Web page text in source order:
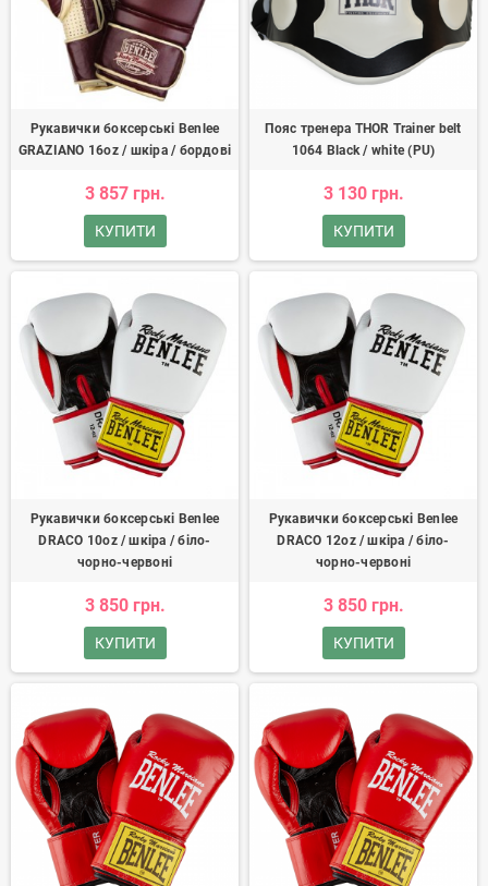
Рукавички боксерські Benlee
GRAZIANO 16oz / шкіра / бордові
3 857 грн.
КУПИТИ
Пояс тренера THOR Trainer belt
1064 Black / white (PU)
3 130 грн.
КУПИТИ
Рукавички боксерські Benlee
DRACO 10oz / шкіра / біло-
чорно-червоні
3 850 грн.
КУПИТИ
Рукавички боксерські Benlee
DRACO 12oz / шкіра / біло-
чорно-червоні
3 850 грн.
КУПИТИ